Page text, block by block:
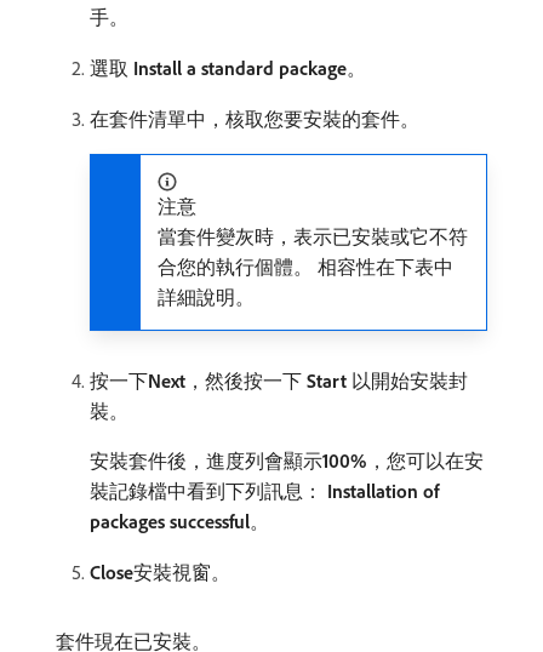
手。
選取 Install a standard package。
在套件清單中，核取您要安裝的套件。
注意
當套件變灰時，表示已安裝或它不符
合您的執行個體。 相容性在下表中
詳細說明。
按一下​Next ，然後按一下​ Start ​以開始安裝封
裝。
安裝套件後，進度列會顯示​100% ，您可以在安
裝記錄檔中看到下列訊息： Installation of
packages successful。
Close​安裝視窗。
套件現在已安裝。